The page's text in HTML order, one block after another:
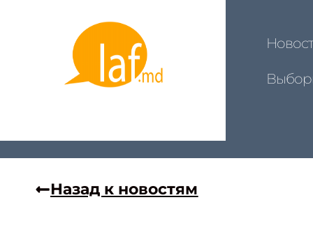
Назад к новостям